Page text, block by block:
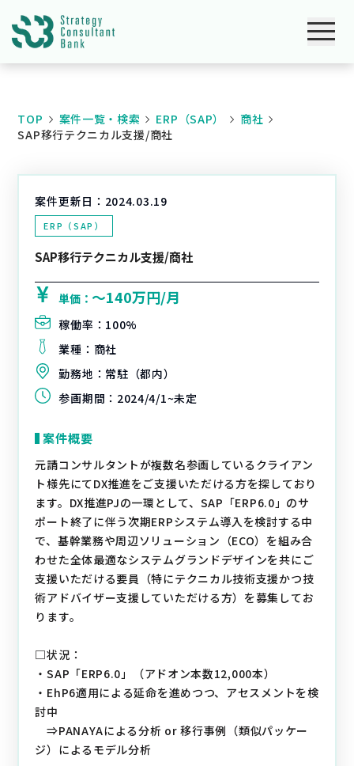
TOP 案件一覧・検索 ERP（SAP）
商社
SAP移行テクニカル支援/商社
案件更新日： 2024.03.19
ERP（SAP）
SAP移行テクニカル支援/商社
単価：〜140万円/月
稼働率： 100%
業種： 商社
勤務地： 常駐（都内）
参画期間： 2024/4/1~未定
案件概要
元請コンサルタントが複数名参画しているクライアン
ト様先にてDX推進をご支援いただける方を探しており
ます。DX推進PJの一環として、SAP「ERP6.0」のサ
ポート終了に伴う次期ERPシステム導入を検討する中
で、基幹業務や周辺ソリューション（ECO）を組み合
わせた全体最適なシステムグランドデザインを共にご
支援いただける要員（特にテクニカル技術支援かつ技
術アドバイザー支援していただける方）を募集してお
ります。
□状況：
・SAP「ERP6.0」（アドオン本数12,000本）
・EhP6適用による延命を進めつつ、アセスメントを検
討中
⇒PANAYAによる分析 or 移行事例（類似パッケー
ジ）によるモデル分析